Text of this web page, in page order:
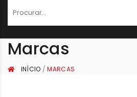
Marcas
INÍCIO / MARCAS